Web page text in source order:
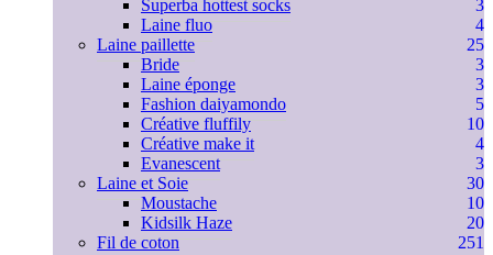
Superba hottest socks
3
Laine fluo
4
Laine paillette
25
Bride
3
Laine éponge
3
Fashion daiyamondo
5
Créative fluffily
10
Créative make it
4
Evanescent
3
Laine et Soie
30
Moustache
10
Kidsilk Haze
20
Fil de coton
251